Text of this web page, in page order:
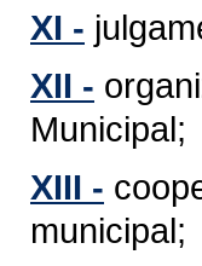
XI -
XII -
Municipal;
XIII -
municipal;